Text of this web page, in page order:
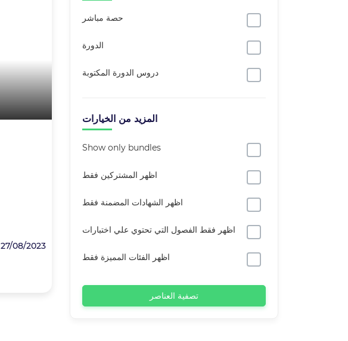
27/08/2023
حصة مباشر
الدورة
دروس الدورة المكتوبة
المزيد من الخيارات
Show only bundles
اظهر المشتركين فقط
اظهر الشهادات المضمنة فقط
اظهر فقط الفصول التي تحتوي علي اختبارات
اظهر الفئات المميزة فقط
تصفية العناصر